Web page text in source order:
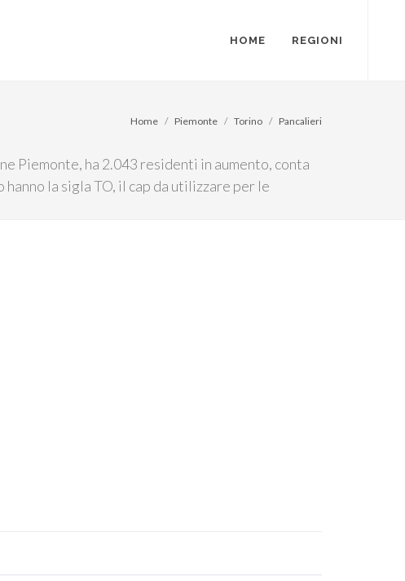
HOME REGIONI
Piemonte, ha 2.043 residenti in aumento, conta
la sigla TO, il cap da utilizzare per le
Home Piemonte Torino Pancalieri